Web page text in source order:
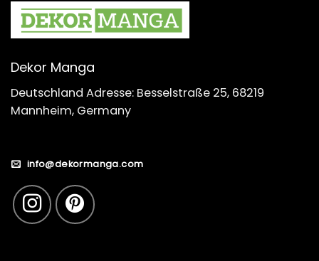
Dekor Manga
Deutschland Adresse: Besselstraße 25, 68219
Mannheim, Germany
info@dekormanga.com